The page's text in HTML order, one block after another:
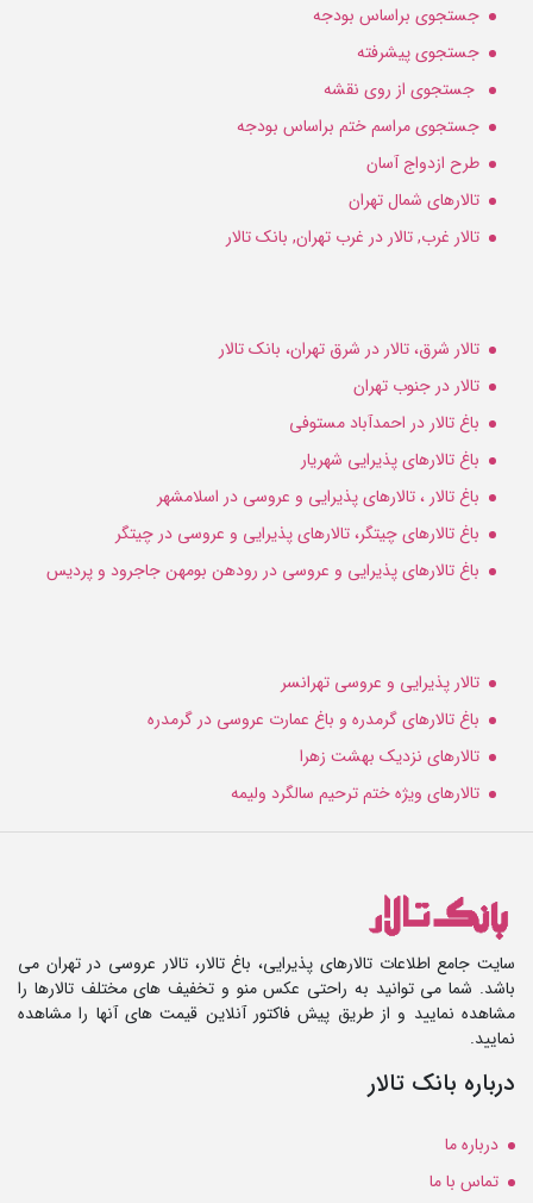
جستجوی براساس بودجه
جستجوی پیشرفته
جستجوی از روی نقشه
جستجوی مراسم ختم براساس بودجه
طرح ازدواج آسان
تالارهای شمال تهران
تالار غرب, تالار در غرب تهران, بانک تالار
تالار شرق، تالار در شرق تهران، بانک تالار
تالار در جنوب تهران
باغ تالار در احمدآباد مستوفی
باغ تالارهای پذیرایی شهریار
باغ تالار ، تالارهای پذیرایی و عروسی در اسلامشهر
باغ تالارهای چیتگر، تالارهای پذیرایی و عروسی در چیتگر
باغ تالارهای پذیرایی و عروسی در رودهن بومهن جاجرود و پردیس
تالار پذیرایی و عروسی تهرانسر
باغ تالارهای گرمدره و باغ عمارت عروسی در گرمدره
تالارهای نزدیک بهشت زهرا
تالارهای ویژه ختم ترحیم سالگرد ولیمه
سایت جامع اطلاعات تالارهای پذیرایی، باغ تالار، تالار عروسی در تهران می
باشد. شما می توانید به راحتی عکس منو و تخفیف های مختلف تالارها را
مشاهده نمایید و از طریق پیش فاکتور آنلاین قیمت های آنها را مشاهده
نمایید.
درباره بانک تالار
درباره ما
تماس با ما